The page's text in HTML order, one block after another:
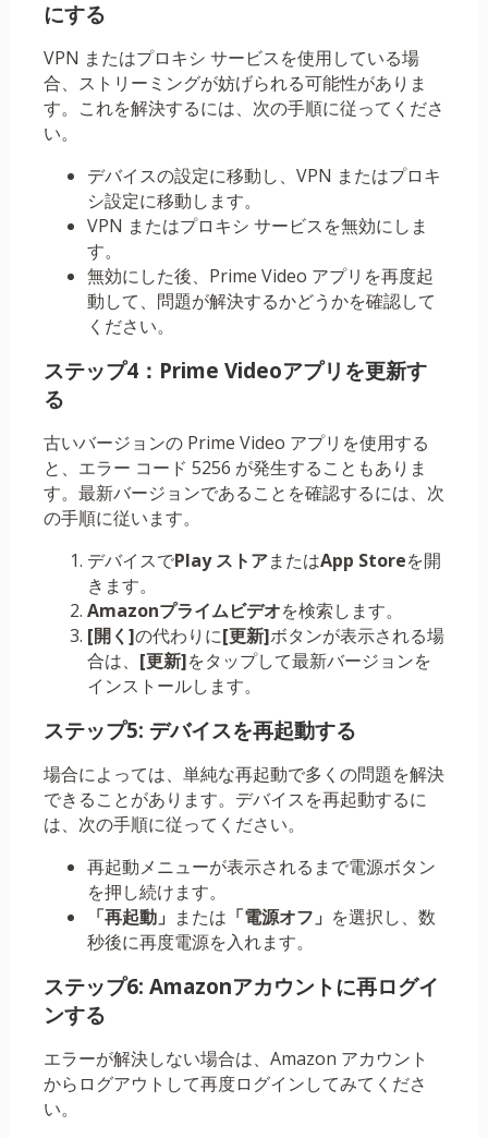
にする
VPN またはプロキシ サービスを使用している場
合、ストリーミングが妨げられる可能性がありま
す。これを解決するには、次の手順に従ってくださ
い。
デバイスの設定に移動し、VPN またはプロキ
シ設定に移動します。
VPN またはプロキシ サービスを無効にしま
す。
無効にした後、Prime Video アプリを再度起
動して、問題が解決するかどうかを確認して
ください。
ステップ4：Prime Videoアプリを更新す
る
古いバージョンの Prime Video アプリを使用する
と、エラー コード 5256 が発生することもありま
す。最新バージョンであることを確認するには、次
の手順に従います。
デバイスでPlay ストアまたはApp Storeを開
きます。
Amazonプライムビデオを検索します。
[開く]の代わりに[更新]ボタンが表示される場
合は、 [更新]をタップして最新バージョンを
インストールします。
ステップ5: デバイスを再起動する
場合によっては、単純な再起動で多くの問題を解決
できることがあります。デバイスを再起動するに
は、次の手順に従ってください。
再起動メニューが表示されるまで電源ボタン
を押し続けます。
「再起動」 または 「電源オフ」 を選択し、数
秒後に再度電源を入れます。
ステップ6: Amazonアカウントに再ログイ
ンする
エラーが解決しない場合は、Amazon アカウント
からログアウトして再度ログインしてみてくださ
い。